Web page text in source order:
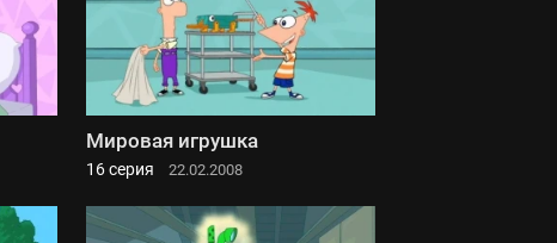
Мировая игрушка
16 серия 22.02.2008